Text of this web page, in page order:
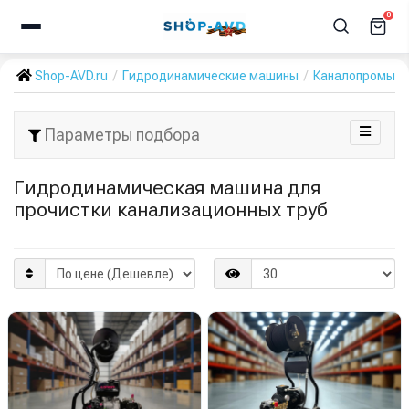
0
Shop-AVD.ru Гидродинамические машины
Параметры подбора
Гидродинамическая машина для
прочистки канализационных труб